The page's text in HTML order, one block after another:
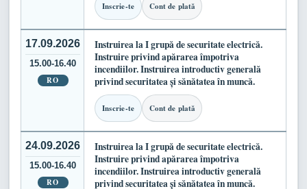
Inscrie-te Cont de plată
17.09.2026
15.00-16.40
RO
Instruirea la I grupă de securitate electrică.
Instruire privind apărarea împotriva
incendiilor. Instruirea introductiv generală
privind securitatea și sănătatea în muncă.
Inscrie-te Cont de plată
24.09.2026
15.00-16.40
RO
Instruirea la I grupă de securitate electrică.
Instruire privind apărarea împotriva
incendiilor. Instruirea introductiv generală
privind securitatea și sănătatea în muncă.